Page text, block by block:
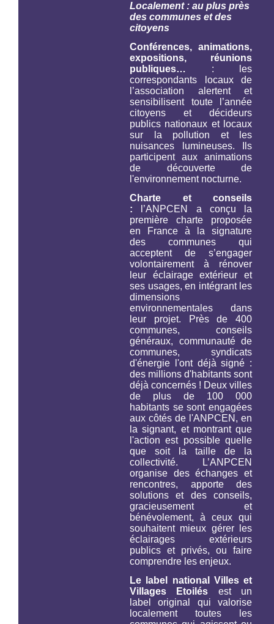
Localement : au plus près
des communes et des
citoyens
Conférences, animations,
expositions, réunions
publiques… : les
correspondants locaux de
l’association alertent et
sensibilisent toute l’année
citoyens et décideurs
publics nationaux et locaux
sur la pollution et les
nuisances lumineuses. Ils
participent aux animations
de découverte de
l'environnement nocturne.
Charte et conseils
: l’ANPCEN a conçu la
première charte proposée
en France à la signature
des communes qui
acceptent de s’engager
volontairement à rénover
leur éclairage extérieur et
ses usages, en intégrant les
dimensions
environnementales dans
leur projet. Près de 400
communes, conseils
généraux, communauté de
communes, syndicats
d'énergie l'ont déjà signé :
des millions d'habitants sont
déjà concernés ! Deux villes
de plus de 100 000
habitants se sont engagées
aux côtés de l'ANPCEN, en
la signant, et montrant que
l'action est possible quelle
que soit la taille de la
collectivité. L’ANPCEN
organise des échanges et
rencontres, apporte des
solutions et des conseils,
gracieusement et
bénévolement, à ceux qui
souhaitent mieux gérer les
éclairages extérieurs
publics et privés, ou faire
comprendre les enjeux.
Le label national Villes et
Villages Etoilés est un
label original qui valorise
localement toutes les